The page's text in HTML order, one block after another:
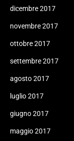
dicembre 2017
novembre 2017
ottobre 2017
settembre 2017
agosto 2017
luglio 2017
giugno 2017
maggio 2017